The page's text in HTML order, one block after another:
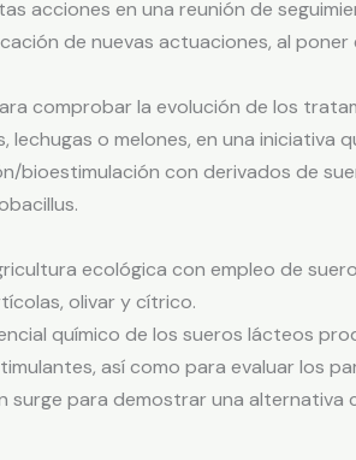
acciones en una reunión de
de nuevas actuaciones, al
comprobar la evolución de los
o melones, en una iniciativa
bioestimulación con derivados de
ecológica con empleo de
olivar y cítrico.
químico de los sueros lácteos
así como para evaluar los
para demostrar una alternativa